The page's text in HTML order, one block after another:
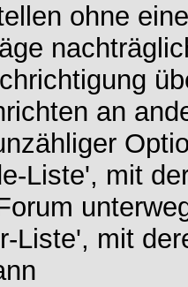
ohne
an
Liste', mit
Liste', mit